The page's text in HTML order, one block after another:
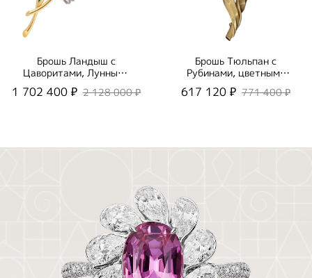
Брошь Ландыш с
Цаворитами, Лунными
Камнями и
Бриллиантами, Эмаль,
1 702 400 ₽ 2 128 000 ₽
Брошь Тюльпан с
Рубинами, цветными
Сапфирами,
Цаворитами и
617 120 ₽ 771 400 ₽